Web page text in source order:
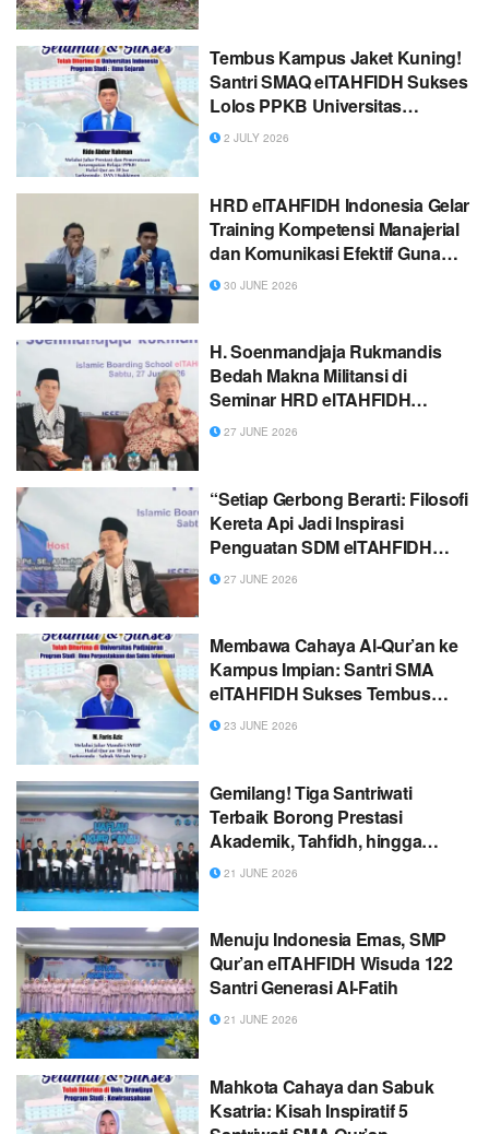
Tembus Kampus Jaket Kuning!
Santri SMAQ elTAHFIDH Sukses
Lolos PPKB Universitas
Indonesia
2 JULY 2026
HRD elTAHFIDH Indonesia Gelar
Training Kompetensi Manajerial
dan Komunikasi Efektif Guna
Dongkrak Mutu Pendidikan
30 JUNE 2026
H. Soenmandjaja Rukmandis
Bedah Makna Militansi di
Seminar HRD elTAHFIDH
Indonesia
27 JUNE 2026
“Setiap Gerbong Berarti: Filosofi
Kereta Api Jadi Inspirasi
Penguatan SDM elTAHFIDH
Indonesia”
27 JUNE 2026
Membawa Cahaya Al-Qur’an ke
Kampus Impian: Santri SMA
elTAHFIDH Sukses Tembus
Unpad dan IPB!
23 JUNE 2026
Gemilang! Tiga Santriwati
Terbaik Borong Prestasi
Akademik, Tahfidh, hingga
Kancah Internasional di Haflah
21 JUNE 2026
Menuju Indonesia Emas, SMP
Qur’an elTAHFIDH Wisuda 122
Santri Generasi Al-Fatih
21 JUNE 2026
Mahkota Cahaya dan Sabuk
Ksatria: Kisah Inspiratif 5